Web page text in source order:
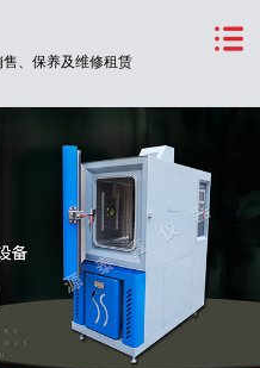
、保养及维修租赁